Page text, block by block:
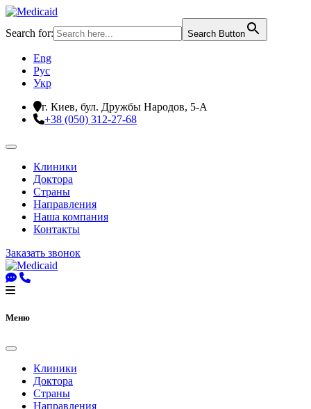
Search for: Search Button
Eng
Рус
Укр
г. Киев, бул. Дружбы Народов, 5-А
+38 (050) 312-27-68
Клиники
Доктора
Страны
Направления
Наша компания
Контакты
Заказать звонок
Меню
Клиники
Доктора
Страны
Направления